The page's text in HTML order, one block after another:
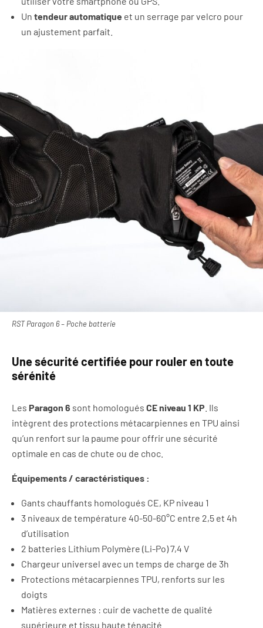
Un tendeur automatique et un serrage par velcro pour
un ajustement parfait.
RST Paragon 6 – Poche batterie
Une sécurité certifiée pour rouler en toute
sérénité
Les Paragon 6 sont homologués CE niveau 1 KP . Ils
intègrent des protections métacarpiennes en TPU ainsi
qu’un renfort sur la paume pour offrir une sécurité
optimale en cas de chute ou de choc.
Équipements / caractéristiques :
Gants chauffants homologués CE, KP niveau 1
3 niveaux de température 40-50-60°C entre 2,5 et 4h
d’utilisation
2 batteries Lithium Polymère (Li-Po) 7,4 V
Chargeur universel avec un temps de charge de 3h
Protections métacarpiennes TPU, renforts sur les
doigts
Matières externes : cuir de vachette de qualité
supérieure et tissu haute ténacité